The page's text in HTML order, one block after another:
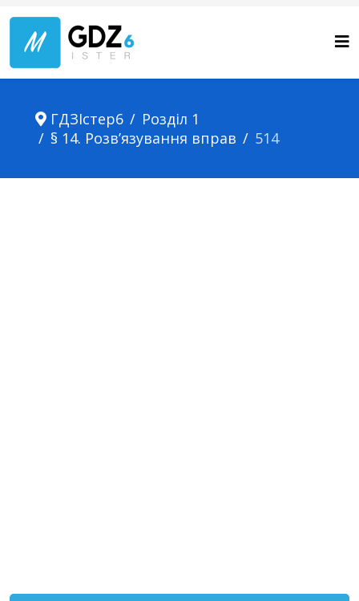
ГДЗІстер6
Розділ 1
§ 14. Розв’язування вправ
514